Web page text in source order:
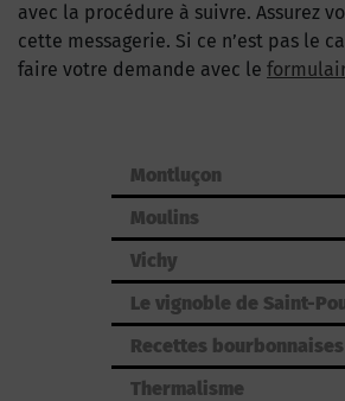
avec la procédure à suivre. Assurez
cette messagerie. Si ce n’est pas le
faire votre demande avec le
Montluçon
Moulins
Vichy
Le vignoble de Saint-
Recettes bourbonnaises
Thermalisme